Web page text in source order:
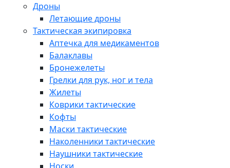
Дроны
Летающие дроны
Тактическая экипировка
Аптечка для медикаментов
Балаклавы
Бронежелеты
Грелки для рук, ног и тела
Жилеты
Коврики тактические
Кофты
Маски тактические
Наколенники тактические
Наушники тактические